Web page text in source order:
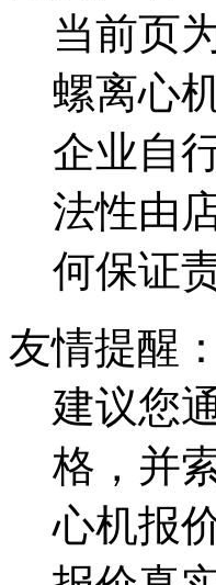
当前页
螺离心
企业自
法性由
何保证
友情提醒：
建议您
格，并
心机报